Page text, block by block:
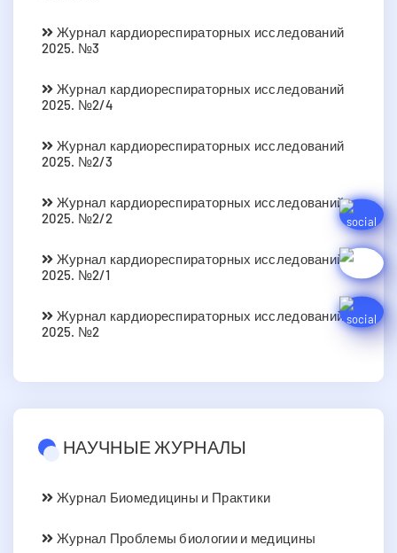
Журнал кардиореспираторных исследований
2025. №3
Журнал кардиореспираторных исследований
2025. №2/4
Журнал кардиореспираторных исследований
2025. №2/3
Журнал кардиореспираторных исследований
2025. №2/2
Журнал кардиореспираторных исследований
2025. №2/1
Журнал кардиореспираторных исследований
2025. №2
НАУЧНЫЕ ЖУРНАЛЫ
Журнал Биомедицины и Практики
Журнал Проблемы биологии и медицины